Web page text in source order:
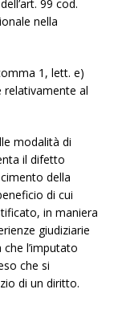
99 cod.
nella
1, lett. e)
relativamente al
modalità di
il difetto
della
di cui
in maniera
giudiziarie
l’imputato
che si
di un diritto.